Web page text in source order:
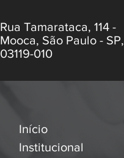
Rua Tamarataca, 114 -
Mooca, São Paulo - SP,
03119-010
Início
Institucional